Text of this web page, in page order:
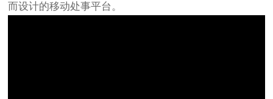
而设计的移动处事平台。